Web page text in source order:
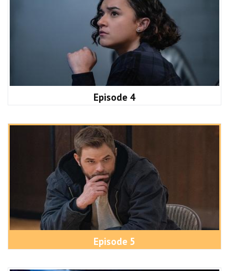
Episode 4
Episode 5